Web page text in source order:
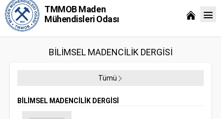
TMMOB Maden
Mühendisleri Odası
BİLİMSEL MADENCİLİK DERGİSİ
Tümü
BİLİMSEL MADENCİLİK DERGİSİ